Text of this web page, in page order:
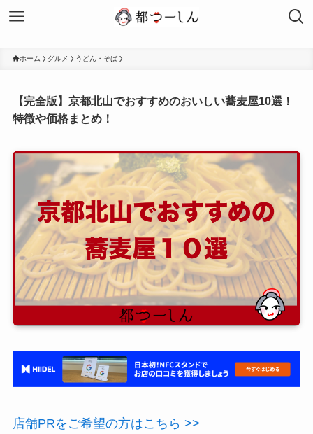
ホーム グルメ うどん・そば
【完全版】京都北山でおすすめのおいしい蕎麦屋10選！
特徴や価格まとめ！
店舗PRをご希望の方はこちら >>